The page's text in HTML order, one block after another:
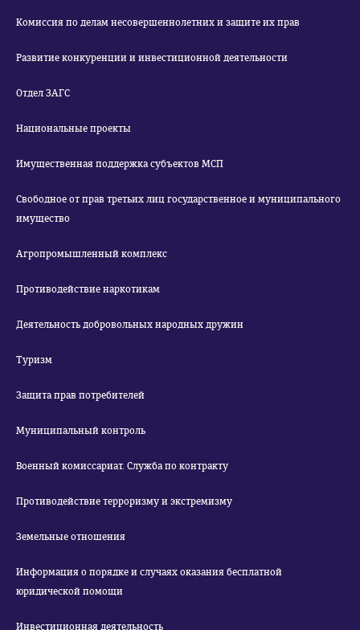
Комиссия по делам несовершеннолетних и защите их прав
Развитие конкуренции и инвестиционной деятельности
Отдел ЗАГС
Национальные проекты
Имущественная поддержка субъектов МСП
Свободное от прав третьих лиц государственное и муниципального
имущество
Агропромышленный комплекс
Противодействие наркотикам
Деятельность добровольных народных дружин
Туризм
Защита прав потребителей
Муниципальный контроль
Военный комиссариат. Служба по контракту
Противодействие терроризму и экстремизму
Земельные отношения
Информация о порядке и случаях оказания бесплатной
юридической помощи
Инвестиционная деятельность